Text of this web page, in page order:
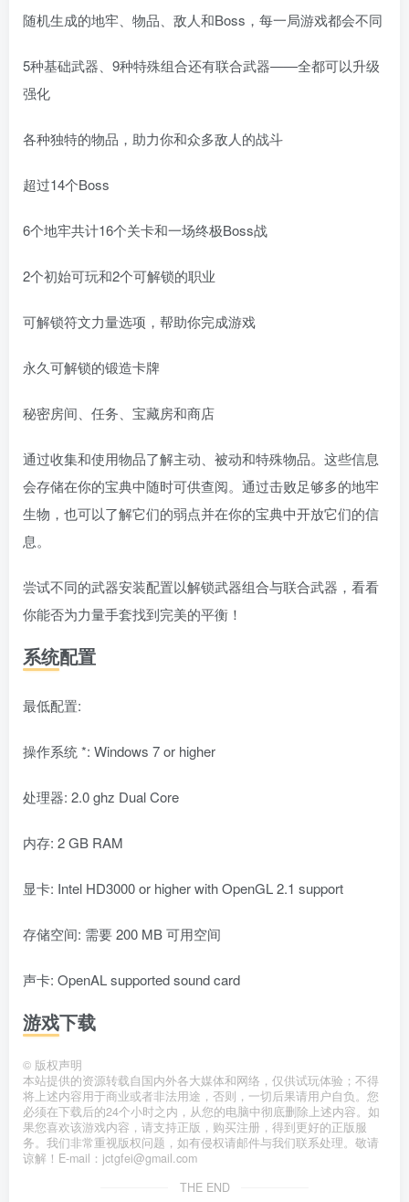
随机生成的地牢、物品、敌人和Boss，每一局游戏都会不同
5种基础武器、9种特殊组合还有联合武器——全都可以升级
强化
各种独特的物品，助力你和众多敌人的战斗
超过14个Boss
6个地牢共计16个关卡和一场终极Boss战
2个初始可玩和2个可解锁的职业
可解锁符文力量选项，帮助你完成游戏
永久可解锁的锻造卡牌
秘密房间、任务、宝藏房和商店
通过收集和使用物品了解主动、被动和特殊物品。这些信息
会存储在你的宝典中随时可供查阅。通过击败足够多的地牢
生物，也可以了解它们的弱点并在你的宝典中开放它们的信
息。
尝试不同的武器安装配置以解锁武器组合与联合武器，看看
你能否为力量手套找到完美的平衡！
系统配置
最低配置:
操作系统 *: Windows 7 or higher
处理器: 2.0 ghz Dual Core
内存: 2 GB RAM
显卡: Intel HD3000 or higher with OpenGL 2.1 support
存储空间: 需要 200 MB 可用空间
声卡: OpenAL supported sound card
游戏下载
© 版权声明
本站提供的资源转载自国内外各大媒体和网络，仅供试玩体验；不得
将上述内容用于商业或者非法用途，否则，一切后果请用户自负。您
必须在下载后的24个小时之内，从您的电脑中彻底删除上述内容。如
果您喜欢该游戏内容，请支持正版，购买注册，得到更好的正版服
务。我们非常重视版权问题，如有侵权请邮件与我们联系处理。敬请
谅解！E-mail：jctgfei@gmail.com
THE END